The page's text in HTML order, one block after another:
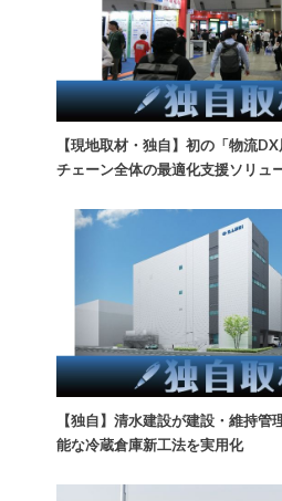
【現地取材・独自】初の「物流
チェーン全体の最適化支援ソリュ
【独自】清水建設が建設・維持管
能な冷蔵倉庫新工法を実用化